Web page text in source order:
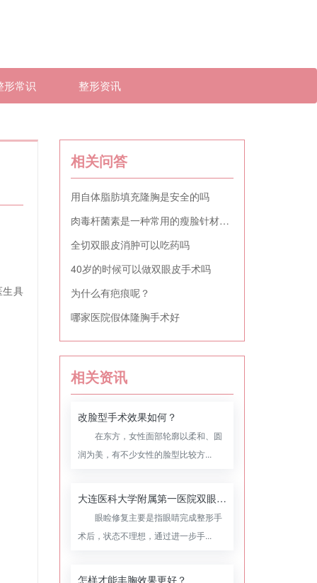
形常识 整形资讯
生具
相关问答
用自体脂肪填充隆胸是安全的吗
肉毒杆菌素是一种常用的瘦脸针材料吗
全切双眼皮消肿可以吃药吗
40岁的时候可以做双眼皮手术吗
为什么有疤痕呢？
哪家医院假体隆胸手术好
相关资讯
改脸型手术效果如何？
在东方，女性面部轮廓以柔和、圆
润为美，有不少女性的脸型比较方...
大连医科大学附属第一医院双眼皮修复怎么样，附双眼皮修复案例
眼睑修复主要是指眼睛完成整形手
术后，状态不理想，通过进一步手...
怎样才能丰胸效果更好？